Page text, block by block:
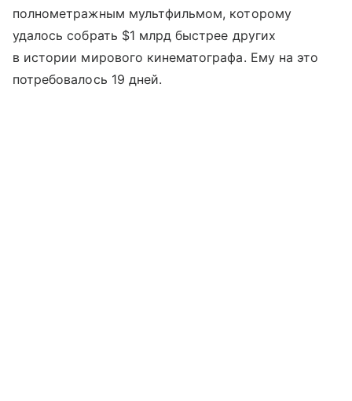
полнометражным мультфильмом, которому
удалось собрать $1 млрд быстрее других
в истории мирового кинематографа. Ему на это
потребовалось 19 дней.